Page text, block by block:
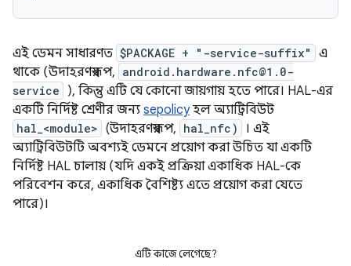
এই ডেমন সাধারণত $PACKAGE + "-service-suffix"
এ
থাকে (উদাহরণস্বরূপ, android.hardware.nfc@1.0-
service
), কিন্তু এটি যে কোনো জায়গায় হতে পারে। HAL-এর
একটি নির্দিষ্ট শ্রেণীর জন্য sepolicyহল অ্যাট্রিবিউট
hal_<module> (উদাহরণস্বরূপ, hal_nfc)
। এই
অ্যাট্রিবিউটটি অবশ্যই ডেমনে প্রয়োগ করা উচিত যা একটি
নির্দিষ্ট HAL চালায় (যদি একই প্রক্রিয়া একাধিক HAL-কে
পরিবেশন করে, একাধিক বৈশিষ্ট্য এতে প্রয়োগ করা যেতে
পারে)।
এটি কাজে লেগেছে?